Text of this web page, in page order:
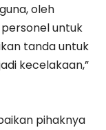
oleh
untuk
tanda untuk
kecelakaan,”
pihaknya